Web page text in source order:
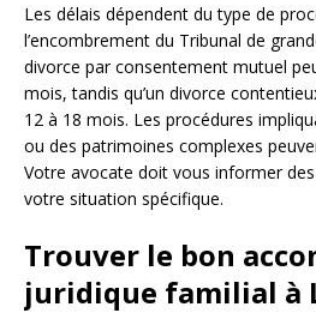
Les délais dépendent du type de
l’encombrement du Tribunal de
divorce par consentement mutuel
mois, tandis qu’un divorce
12 à 18 mois. Les procédures
ou des patrimoines complexes
Votre avocate doit vous informer
votre situation spécifique.
Trouver le bon
juridique familial à